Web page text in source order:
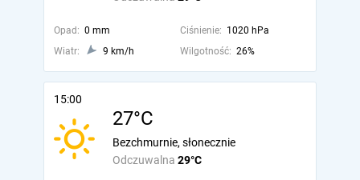
Opad: 0 mm Ciśnienie: 1020 hPa
Wiatr:
9 km/h Wilgotność: 26%
15:00
27°C
Odczuwalna 29°C
Bezchmurnie, słonecznie